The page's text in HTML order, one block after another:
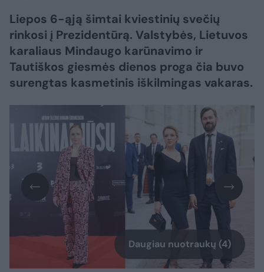
Liepos 6-ąją šimtai kviestinių svečių
rinkosi į Prezidentūrą. Valstybės, Lietuvos
karaliaus Mindaugo karūnavimo ir
Tautiškos giesmės dienos proga čia buvo
surengtas kasmetinis iškilmingas vakaras.
Daugiau nuotraukų (4)